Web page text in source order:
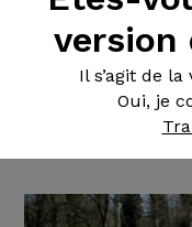
version
Il s’agit de la
Oui, je
Vélo de
Ultegra